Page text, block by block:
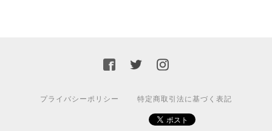
プライバシーポリシー 特定商取引法に基づく表記